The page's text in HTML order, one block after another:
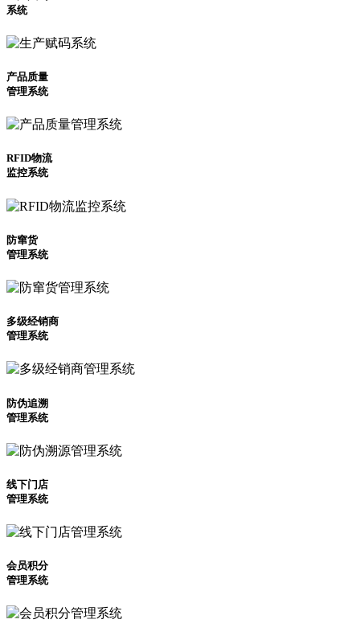
系统
产品质量
管理系统
RFID物流
监控系统
防窜货
管理系统
多级经销商
管理系统
防伪追溯
管理系统
线下门店
管理系统
会员积分
管理系统